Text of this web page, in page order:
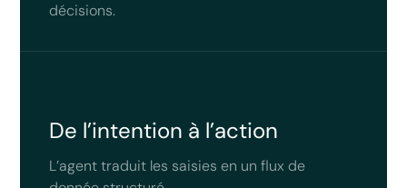
décisions.
De l’intention à l’action
L’agent traduit les saisies en un flux de